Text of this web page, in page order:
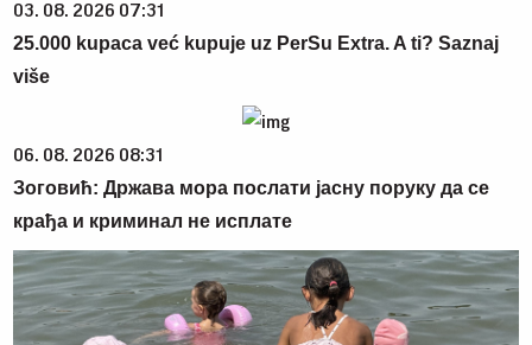
03. 08. 2026 07:31
25.000 kupaca već kupuje uz PerSu Extra. A ti? Saznaj
više
06. 08. 2026 08:31
Зоговић: Држава мора послати јасну поруку да се
крађа и криминал не исплате